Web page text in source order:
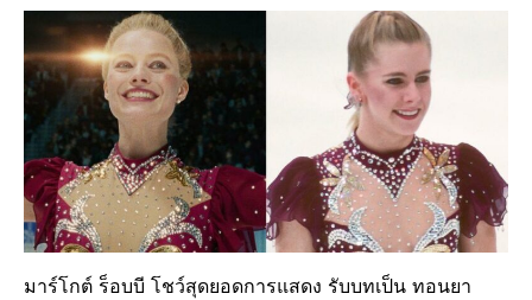
มาร์โกต์ ร็อบบี โชว์สุดยอดการแสดง รับบทเป็น ทอนยา